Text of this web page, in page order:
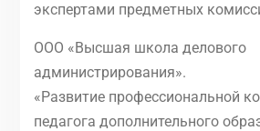
экспертами предметных
ООО «Высшая школа делового
администрирования».
«Развитие профессиональной
педагога дополнительного